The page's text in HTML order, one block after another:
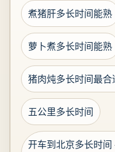
煮猪肝多长时间能熟
萝卜煮多长时间能熟
猪肉炖多长时间最合
五公里多长时间
开车到北京多长时